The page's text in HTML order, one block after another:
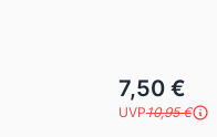
7,50 €
UVP10,95 €